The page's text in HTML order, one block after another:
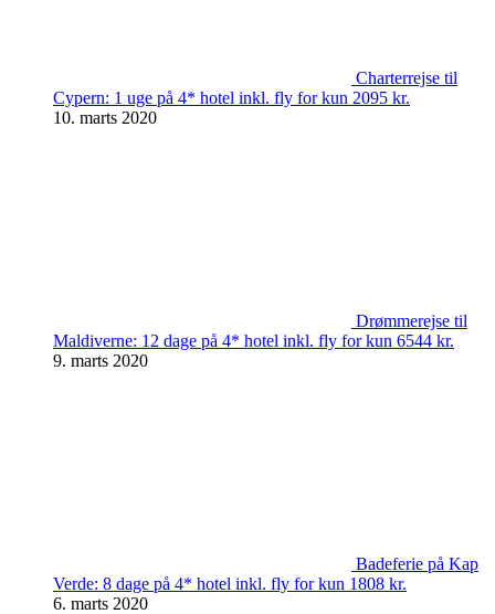
Charterrejse til
Cypern: 1 uge på 4* hotel inkl. fly for kun 2095 kr.
10. marts 2020
Drømmerejse til
Maldiverne: 12 dage på 4* hotel inkl. fly for kun 6544 kr.
9. marts 2020
Badeferie på Kap
Verde: 8 dage på 4* hotel inkl. fly for kun 1808 kr.
6. marts 2020